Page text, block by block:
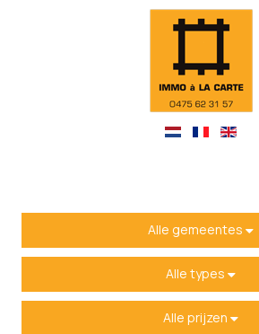
Alle gemeentes
Alle types
Alle prijzen